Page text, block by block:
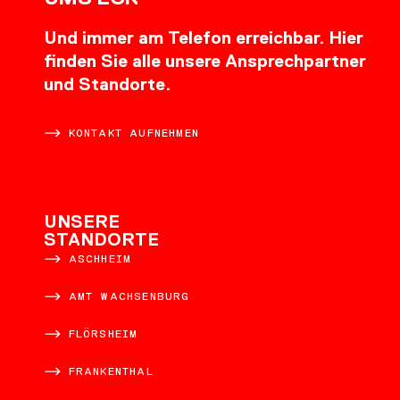
Und immer am Telefon erreichbar. Hier
finden Sie alle unsere Ansprechpartner
und Standorte.
KONTAKT AUFNEHMEN
UNSERE
STANDORTE
ASCHHEIM
AMT WACHSENBURG
FLÖRSHEIM
FRANKENTHAL